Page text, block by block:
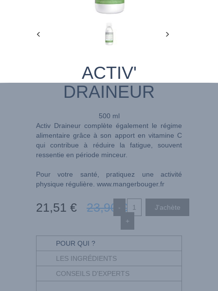
ACTIV'
DRAINEUR
500 ml
Activ Draineur complète également le régime
alimentaire grâce à son apport en vitamine C
qui contribue à réduire la fatigue, souvent
ressentie en période minceur.
Pour votre santé, pratiquez une activité
physique régulière. www.mangerbouger.fr
21,51 € 23,90 €
-
+
POUR QUI ?
LES INGRÉDIENTS
CONSEILS D'EXPERTS